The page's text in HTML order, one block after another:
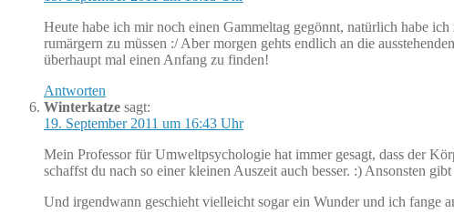
Heute habe ich mir noch einen Gammeltag gegönnt, natürlich habe
rumärgern zu müssen :/ Aber morgen gehts endlich an die
überhaupt mal einen Anfang zu finden!
Antworten
Winterkatze sagt:
19. September 2011 um 16:43 Uhr
Mein Professor für Umweltpsychologie hat immer gesagt, dass der
schaffst du nach so einer kleinen Auszeit auch besser. :) Ansonsten
Und irgendwann geschieht vielleicht sogar ein Wunder und ich fange